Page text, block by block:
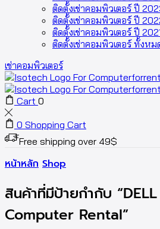
ติดตั้งเช่าคอมพิวเตอร์ ปี
ติดตั้งเช่าคอมพิวเตอร์ ปี
ติดตั้งเช่าคอมพิวเตอร์ ปี
ติดตั้งเช่าคอมพิวเตอร์ ทั้งหม
เช่าคอมพิวเตอร์
Cart 0
0 Shopping Cart
Free shipping over 49$
หน้าหลัก Shop
สินค้าที่มีป้ายกำกับ
Computer Rental”